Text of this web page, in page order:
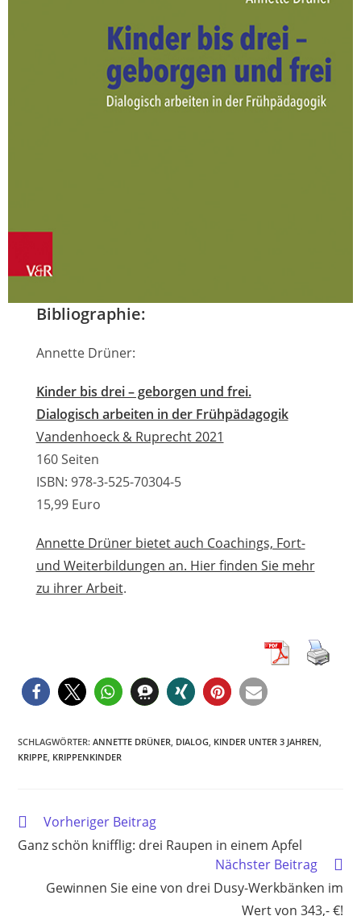
Bibliographie:
Annette Drüner:
Kinder bis drei – geborgen und frei.
Dialogisch arbeiten in der Frühpädagogik
Vandenhoeck & Ruprecht 2021
160 Seiten
ISBN: 978-3-525-70304-5
15,99 Euro
Annette Drüner bietet auch Coachings, Fort-
und Weiterbildungen an. Hier finden Sie mehr
zu ihrer Arbeit.
SCHLAGWÖRTER:ANNETTE DRÜNER, DIALOG, KINDER UNTER 3 JAHREN,
KRIPPE, KRIPPENKINDER
Weitere
ansehen
Vorheriger Beitrag
Ganz schön knifflig: drei Raupen in einem Apfel
Nächster Beitrag
Gewinnen Sie eine von drei Dusy-Werkbänken im
Wert von 343,- €!